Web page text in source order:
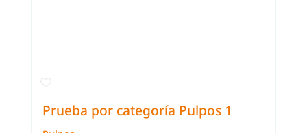
Prueba por categoría Pulpos 1